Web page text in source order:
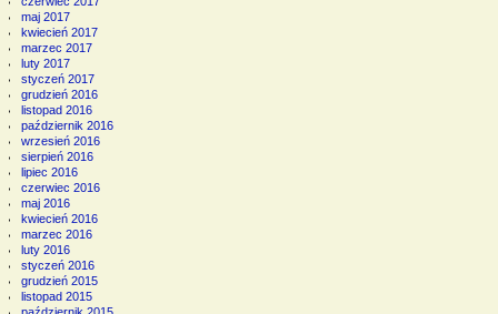
maj 2017
kwiecień 2017
marzec 2017
luty 2017
styczeń 2017
grudzień 2016
listopad 2016
październik 2016
wrzesień 2016
sierpień 2016
lipiec 2016
czerwiec 2016
maj 2016
kwiecień 2016
marzec 2016
luty 2016
styczeń 2016
grudzień 2015
listopad 2015